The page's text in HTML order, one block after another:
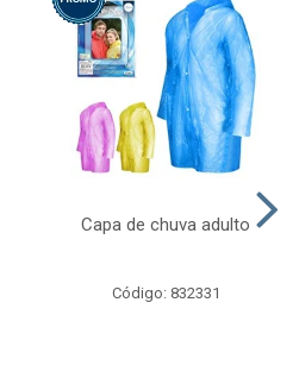
Capa de chuva adulto
Código: 832331